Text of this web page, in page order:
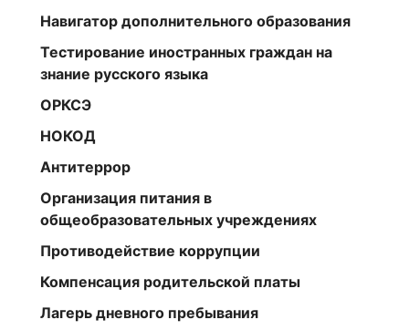
Навигатор дополнительного образования
Тестирование иностранных граждан на
знание русского языка
ОРКСЭ
НОКОД
Антитеррор
Организация питания в
общеобразовательных учреждениях
Противодействие коррупции
Компенсация родительской платы
Лагерь дневного пребывания